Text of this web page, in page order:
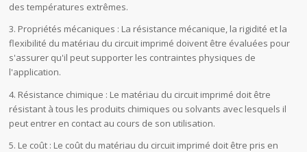
des températures extrêmes.
3. Propriétés mécaniques : La résistance mécanique, la rigidité et la
flexibilité du matériau du circuit imprimé doivent être évaluées pour
s'assurer qu'il peut supporter les contraintes physiques de
l'application.
4. Résistance chimique : Le matériau du circuit imprimé doit être
résistant à tous les produits chimiques ou solvants avec lesquels il
peut entrer en contact au cours de son utilisation.
5. Le coût : Le coût du matériau du circuit imprimé doit être pris en